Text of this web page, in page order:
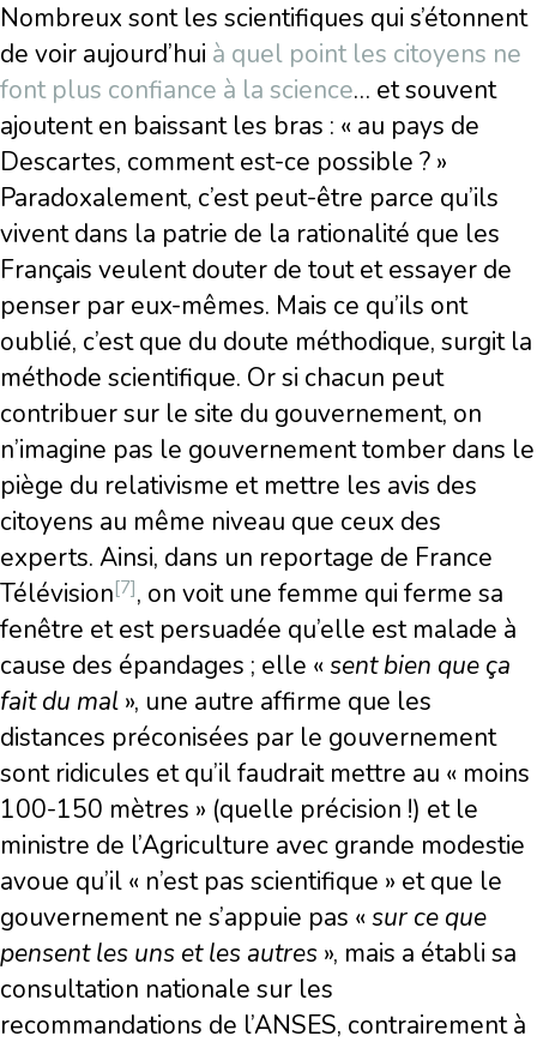
Nombreux sont les scientifiques qui s’étonnent
de voir aujourd’hui à quel point les citoyens ne
font plus confiance à la science… et souvent
ajoutent en baissant les bras : « au pays de
Descartes, comment est-ce possible ? »
Paradoxalement, c’est peut-être parce qu’ils
vivent dans la patrie de la rationalité que les
Français veulent douter de tout et essayer de
penser par eux-mêmes. Mais ce qu’ils ont
oublié, c’est que du doute méthodique, surgit la
méthode scientifique. Or si chacun peut
contribuer sur le site du gouvernement, on
n’imagine pas le gouvernement tomber dans le
piège du relativisme et mettre les avis des
citoyens au même niveau que ceux des
experts. Ainsi, dans un reportage de France
Télévision[7], on voit une femme qui ferme sa
fenêtre et est persuadée qu’elle est malade à
cause des épandages ; elle « sent bien que ça
fait du mal », une autre affirme que les
distances préconisées par le gouvernement
sont ridicules et qu’il faudrait mettre au « moins
100-150 mètres » (quelle précision !) et le
ministre de l’Agriculture avec grande modestie
avoue qu’il « n’est pas scientifique » et que le
gouvernement ne s’appuie pas « sur ce que
pensent les uns et les autres », mais a établi sa
consultation nationale sur les
recommandations de l’ANSES, contrairement à